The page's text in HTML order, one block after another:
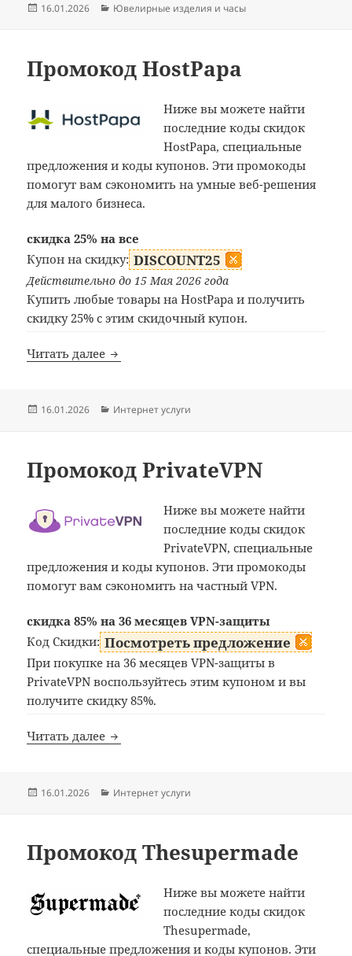
Опубликовано
16.01.2026 Рубрики
Ювелирные изделия и часы
Промокод HostPapa
Ниже вы можете найти
последние коды скидок
HostPapa, специальные
предложения и коды купонов. Эти промокоды
помогут вам сэкономить на умные веб-решения
для малого бизнеса.
скидка 25% на все
Купон на скидку: DISCOUNT25
Действительно до 15 Мая 2026 года
Купить любые товары на HostPapa и получить
скидку 25% с этим скидочный купон.
Читать далее Промокод HostPapa
Опубликовано
16.01.2026 Рубрики
Интернет услуги
Промокод PrivateVPN
Ниже вы можете найти
последние коды скидок
PrivateVPN, специальные
предложения и коды купонов. Эти промокоды
помогут вам сэкономить на частный VPN.
скидка 85% на 36 месяцев VPN-защиты
Код Скидки: Посмотреть предложение
При покупке на 36 месяцев VPN-защиты в
PrivateVPN воспользуйтесь этим купоном и вы
получите скидку 85%.
Читать далее Промокод PrivateVPN
Опубликовано
16.01.2026 Рубрики
Интернет услуги
Промокод Thesupermade
Ниже вы можете найти
последние коды скидок
Thesupermade,
специальные предложения и коды купонов. Эти